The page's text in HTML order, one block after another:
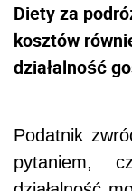
Diety za
kosztów
działalność
Podatnik
pytaniem,